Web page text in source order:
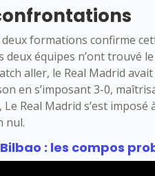
formations confirme
équipes n’ont trouvé
aller, le Real Madrid
en s’imposant 3-0,
Real Madrid s’est
nul.
: les compos